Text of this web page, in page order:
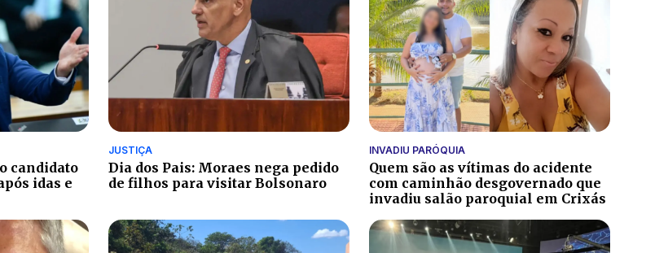
candidato
idas e
JUSTIÇA
Dia dos Pais: Moraes nega pedido
de filhos para visitar Bolsonaro
INVADIU PARÓQUIA
Quem são as vítimas do acidente
com caminhão desgovernado que
invadiu salão paroquial em Crixás